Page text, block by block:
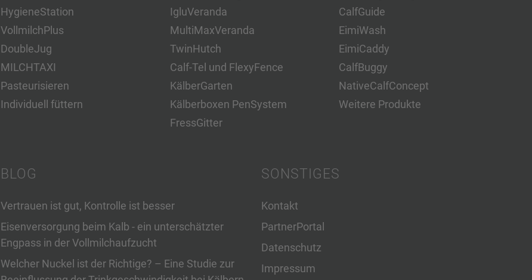
HygieneStation
VollmilchPlus
DoubleJug
MILCHTAXI
Pasteurisieren
Individuell füttern
IgluVeranda
MultiMaxVeranda
TwinHutch
Calf-Tel und FlexyFence
KälberGarten
Kälberboxen PenSystem
FressGitter
CalfGuide
EimiWash
EimiCaddy
CalfBuggy
NativeCalfConcept
Weitere Produkte
BLOG
Vertrauen ist gut, Kontrolle ist besser
Eisenversorgung beim Kalb - ein unterschätzter
Engpass in der Vollmilchaufzucht
Welcher Nuckel ist der Richtige? – Eine Studie zur
SONSTIGES
Kontakt
PartnerPortal
Datenschutz
Impressum